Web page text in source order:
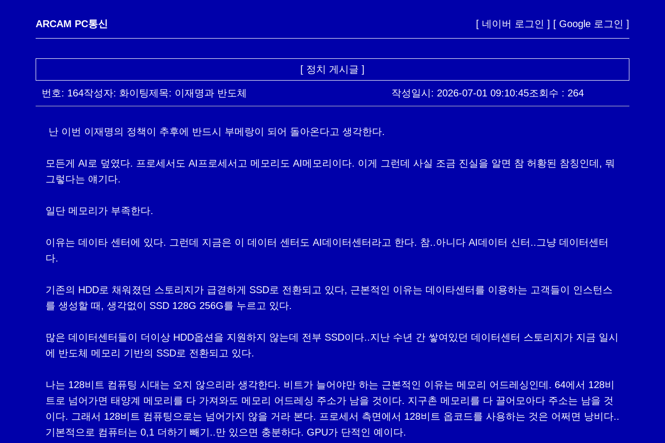
ARCAM PC통신 [ 네이버 로그인 ] [ Google 로그인 ]
[ 정치 게시글 ]
번호: 164작성자: 화이팅제목: 이재명과 반도체 작성일시: 2026-07-01 09:10:45조회수 : 264
모든게 AI로 덮였다. 프로세서도 AI프로세서고 메모리도 AI메모리이다. 이게 그런데 사실 조금 진실을 알면 참 허황된 참칭인데, 뭐
그렇다는 얘기다.
일단 메모리가 부족한다.
이유는 데이타 센터에 있다. 그런데 지금은 이 데이터 센터도 AI데이터센터라고 한다. 참..아니다 AI데이터 신터..그냥 데이터센터
다.
기존의 HDD로 채워졌던 스토리지가 급겯하게 SSD로 전환되고 있다, 근본적인 이유는 데이타센터를 이용하는 고객들이 인스턴스
를 생성할 때, 생각없이 SSD 128G 256G를 누르고 있다.
많은 데이터센터들이 더이상 HDD옵션을 지원하지 않는데 전부 SSD이다..지난 수년 간 쌓여있던 데이터센터 스토리지가 지금 일시
에 반도체 메모리 기반의 SSD로 전환되고 있다.
나는 128비트 컴퓨팅 시대는 오지 않으리라 생각한다. 비트가 늘어야만 하는 근본적인 이유는 메모리 어드레싱인데. 64에서 128비
트로 넘어가면 태양계 메모리를 다 가져와도 메모리 어드레싱 주소가 남을 것이다. 지구촌 메모리를 다 끌어모아다 주소는 남을 것
이다. 그래서 128비트 컴퓨팅으로는 넘어가지 않을 거라 본다. 프로세서 측면에서 128비트 옵코드를 사용하는 것은 어쩌면 낭비다..
기본적으로 컴퓨터는 0,1 더하기 빼기..만 있으면 충분하다. GPU가 단적인 예이다.